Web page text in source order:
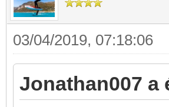
03/04/2019, 07:18:06
Jonathan007 a